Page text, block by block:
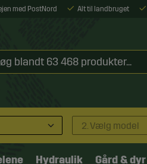
med PostNord Alt til landbruget
2. Vælg model
Hydraulik Gård & dyr